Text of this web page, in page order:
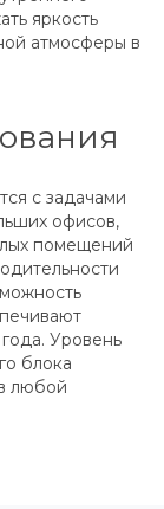
яркость
атмосферы в
с задачами
офисов,
помещений
Уровень
блока
любой